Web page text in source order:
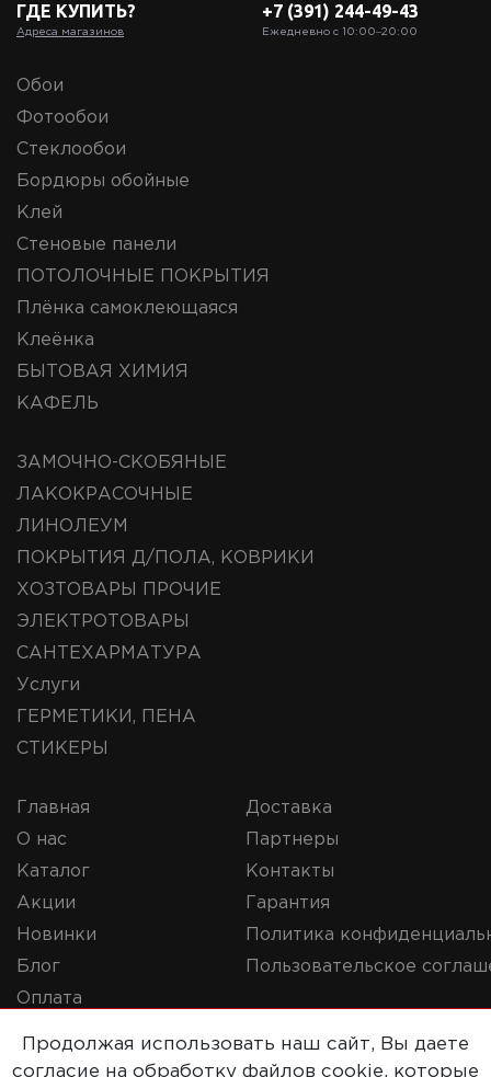
ГДЕ КУПИТЬ?
Адреса магазинов
+7 (391) 244-49-43
Ежедневно с 10:00‒20:00
Обои
Фотообои
Стеклообои
Бордюры обойные
Клей
Стеновые панели
ПОТОЛОЧНЫЕ ПОКРЫТИЯ
Плёнка самоклеющаяся
Клеёнка
БЫТОВАЯ ХИМИЯ
КАФЕЛЬ
ЗАМОЧНО-СКОБЯНЫЕ
ЛАКОКРАСОЧНЫЕ
ЛИНОЛЕУМ
ПОКРЫТИЯ Д/ПОЛА, КОВРИКИ
ХОЗТОВАРЫ ПРОЧИЕ
ЭЛЕКТРОТОВАРЫ
САНТЕХАРМАТУРА
Услуги
ГЕРМЕТИКИ, ПЕНА
СТИКЕРЫ
Главная
О нас
Каталог
Акции
Новинки
Блог
Оплата
Доставка
Партнеры
Контакты
Гарантия
Политика
Пользовательское
Продолжая использовать наш сайт, Вы даете
согласие на обработку файлов cookie, которые